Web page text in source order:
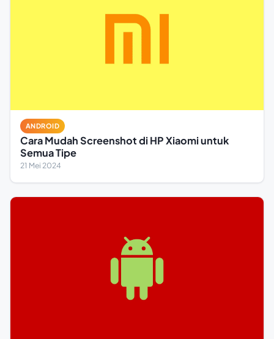
ANDROID
Cara Mudah Screenshot di HP Xiaomi untuk
Semua Tipe
21 Mei 2024